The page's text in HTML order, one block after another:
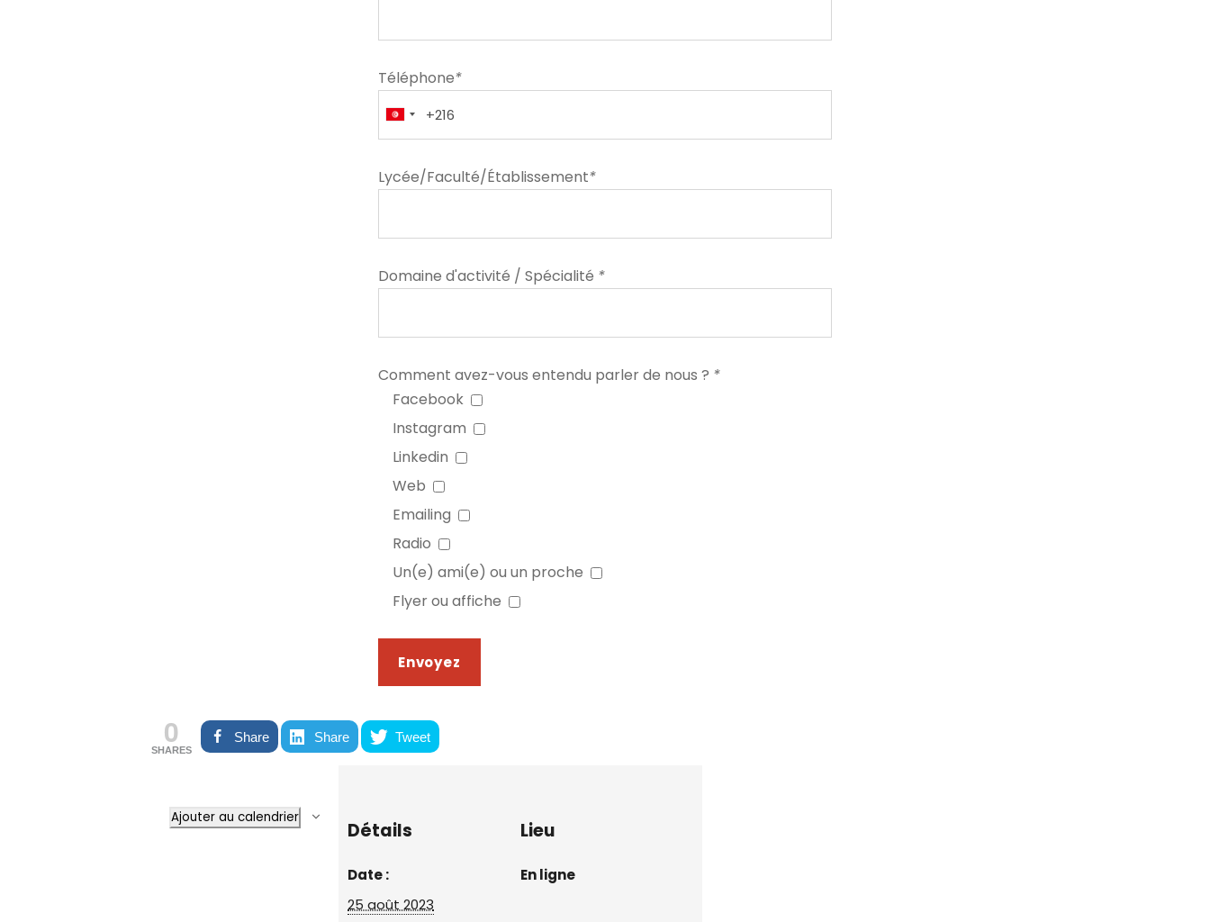
Téléphone*
Lycée/Faculté/Établissement*
Domaine d'activité / Spécialité *
Comment avez-vous entendu parler de nous ? *
Facebook
Instagram
Linkedin
Web
Emailing
Radio
Un(e) ami(e) ou un proche
Flyer ou affiche
0
SHARES
Share Share Tweet
Ajouter au calendrier
Détails
Date :
25 août 2023
Lieu
En ligne